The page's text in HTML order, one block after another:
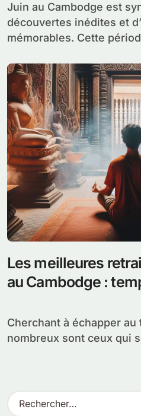
Juin au Cambodge est synonyme de
découvertes inédites et
mémorables. Cette
Les meilleures
au Cambodge :
Cherchant à échapper au tumulte du quotidien,
nombreux sont ceux qui
R
e